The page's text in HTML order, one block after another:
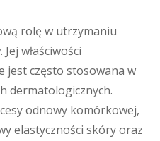
rolę w utrzymaniu
właściwości
jest często stosowana w
dermatologicznych.
odnowy komórkowej,
elastyczności skóry oraz